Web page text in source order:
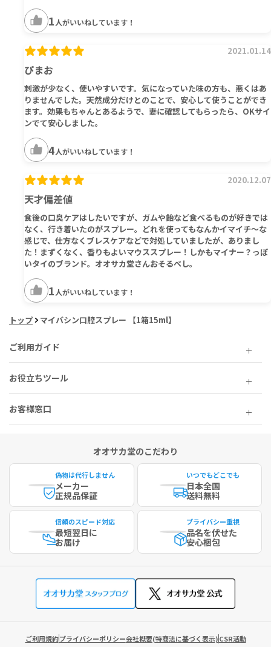
1 人がいいねしています！
ぴまお
2021.01.14
刺激が少なく、使いやすいです。気になっていた味の方も、悪くはあ
りませんでした。天然成分だけとのことで、安心して使うことができ
ます。効果もちゃんとあるようで、妻に確認してもらったら、OKサイ
ンでて安心しました。
4人がいいねしています！
天才偏差値
2020.12.07
食後の口臭ケアはしたいですが、ガムや飴など食べるものが好きでは
なく、行き着いたのがスプレー。どれを使ってもなんかイマイチ～な
感じで、仕方なくブレスケアなどで対処していましたが、ありまし
た！まずくなく、香りもよいマウススプレー！しかもマイナー？っぽ
いタイのブランド。オオサカ堂さんおそるべし。
1 人がいいねしています！
トップ マイバシン口腔スプレー 【1箱15ml】
ご利用ガイド
お役立ちツール
お客様窓口
オオサカ堂のこだわり
偽物は代行しません
メーカー
正規品保証
いつでもどこでも
日本全国
送料無料
信頼のスピード対応
最短翌日に
お届け
プライバシー重視
品名を伏せた
安心梱包
ご利用規約プライバシーポリシー会社概要(特商法に基づく表示)CSR活動